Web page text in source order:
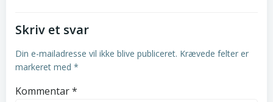
Skriv et svar
Din e-mailadresse vil ikke blive publiceret. Krævede felter er
markeret med *
Kommentar*